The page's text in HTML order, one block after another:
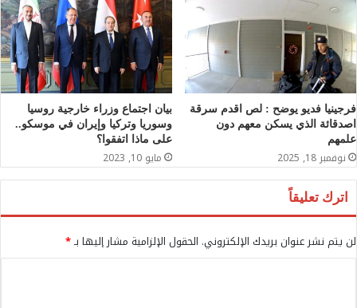
فرجينيا فديو يوضح : لص اقدم سرقة
اصدقائة الذي يسكن معهم دون
علمهم
نوفمبر 18, 2025
بيان اجتماع وزراء خارجية روسيا
وسوريا وتركيا وإيران في موسكو..
على ماذا اتفقوا؟
مايو 10, 2023
اترك تعليقاً
لن يتم نشر عنوان بريدك الإلكتروني. الحقول الإلزامية مشار إليها بـ*